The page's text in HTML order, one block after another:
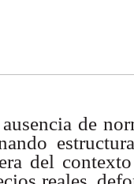
de
del